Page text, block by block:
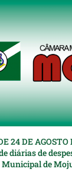
24 DE
diárias de
Municipal de